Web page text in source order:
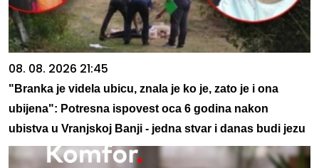
08. 08. 2026 21:45
"Branka je videla ubicu, znala je ko je, zato je i ona
ubijena": Potresna ispovest oca 6 godina nakon
ubistva u Vranjskoj Banji - jedna stvar i danas budi jezu